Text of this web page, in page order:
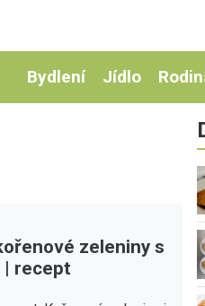
Bydlení Jídlo
zeleniny s
| recept